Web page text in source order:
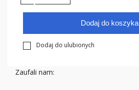
Dodaj do koszyka
Dodaj do ulubionych
Zaufali nam: